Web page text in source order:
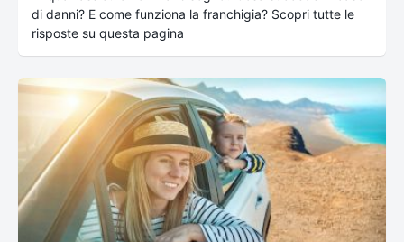
di danni? E come funziona la franchigia? Scopri tutte le
risposte su questa pagina